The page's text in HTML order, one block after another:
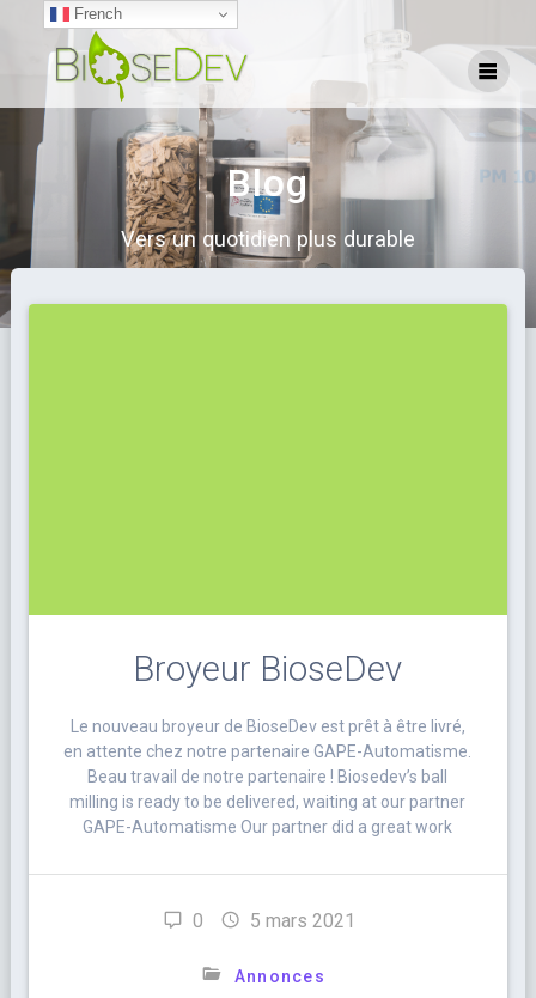
Blog
Vers un quotidien plus durable
Broyeur BioseDev
Le nouveau broyeur de BioseDev est prêt à être livré,
en attente chez notre partenaire GAPE-Automatisme.
Beau travail de notre partenaire ! Biosedev’s ball
milling is ready to be delivered, waiting at our partner
GAPE-Automatisme Our partner did a great work
0 5 mars 2021
Annonces
French